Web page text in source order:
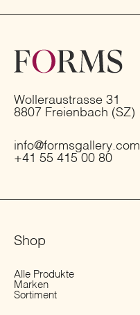
Wolleraustrasse 31
8807 Freienbach (SZ)
info@formsgallery.com
+41 55 415 00 80
Shop
Alle Produkte
Marken
Sortiment